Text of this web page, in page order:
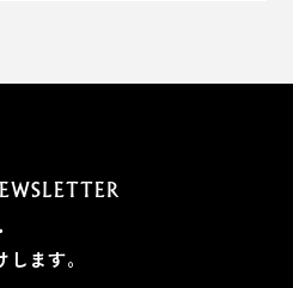
ます。